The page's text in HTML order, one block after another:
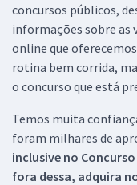
concursos públicos,
informações sobre as
online que
rotina bem corrida,
o concurso que está
Temos muita
foram milhares de
inclusive no Concurso
fora dessa, adquira